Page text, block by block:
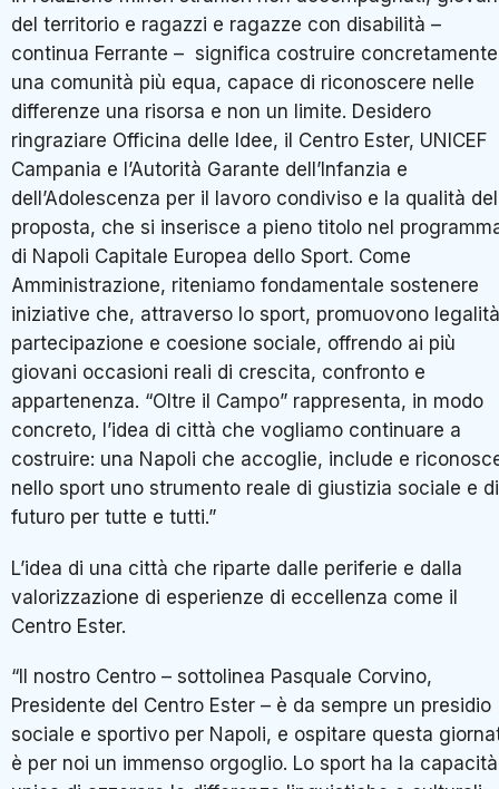
del territorio e ragazzi e ragazze con disabilità –
continua Ferrante – significa costruire concretamente
una comunità più equa, capace di riconoscere nelle
differenze una risorsa e non un limite. Desidero
ringraziare Officina delle Idee, il Centro Ester, UNICEF
Campania e l’Autorità Garante dell’Infanzia e
dell’Adolescenza per il lavoro condiviso e la qualità
proposta, che si inserisce a pieno titolo nel
di Napoli Capitale Europea dello Sport. Come
Amministrazione, riteniamo fondamentale sostenere
iniziative che, attraverso lo sport, promuovono
partecipazione e coesione sociale, offrendo ai più
giovani occasioni reali di crescita, confronto e
appartenenza. “Oltre il Campo” rappresenta, in modo
concreto, l’idea di città che vogliamo continuare a
costruire: una Napoli che accoglie, include e
nello sport uno strumento reale di giustizia sociale e di
futuro per tutte e tutti.”
L’idea di una città che riparte dalle periferie e dalla
valorizzazione di esperienze di eccellenza come il
Centro Ester.
“Il nostro Centro – sottolinea Pasquale Corvino,
Presidente del Centro Ester – è da sempre un presidio
sociale e sportivo per Napoli, e ospitare questa
è per noi un immenso orgoglio. Lo sport ha la capacità